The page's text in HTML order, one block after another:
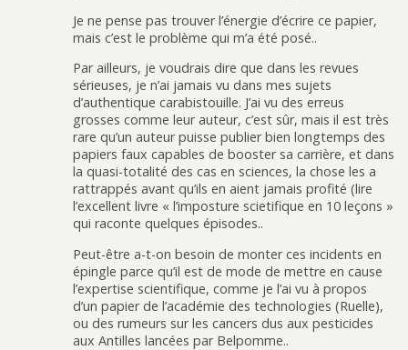
Je ne pense pas trouver l’énergie d’écrire ce papier,
mais c’est le problème qui m’a été posé..
Par ailleurs, je voudrais dire que dans les revues
sérieuses, je n’ai jamais vu dans mes sujets
d’authentique carabistouille. J’ai vu des erreus
grosses comme leur auteur, c’est sûr, mais il est très
rare qu’un auteur puisse publier bien longtemps des
papiers faux capables de booster sa carrière, et dans
la quasi-totalité des cas en sciences, la chose les a
rattrappés avant qu’ils en aient jamais profité (lire
l’excellent livre « l’imposture scietifique en 10 leçons »
qui raconte quelques épisodes..
Peut-être a-t-on besoin de monter ces incidents en
épingle parce qu’il est de mode de mettre en cause
l’expertise scientifique, comme je l’ai vu à propos
d’un papier de l’académie des technologies (Ruelle),
ou des rumeurs sur les cancers dus aux pesticides
aux Antilles lancées par Belpomme..